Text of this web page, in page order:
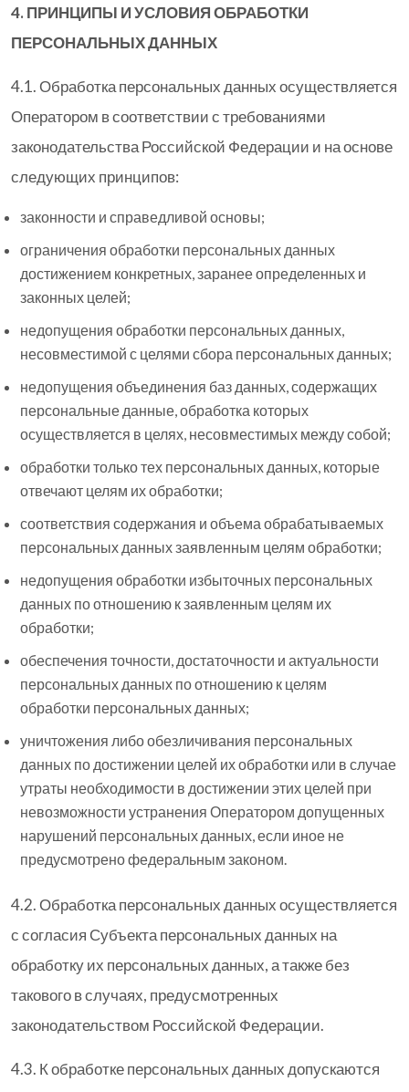
4. ПРИНЦИПЫ И УСЛОВИЯ ОБРАБОТКИ
ПЕРСОНАЛЬНЫХ ДАННЫХ
4.1. Обработка персональных данных осуществляется
Оператором в соответствии с требованиями
законодательства Российской Федерации и на основе
следующих принципов:
законности и справедливой основы;
ограничения обработки персональных данных
достижением конкретных, заранее определенных и
законных целей;
недопущения обработки персональных данных,
несовместимой с целями сбора персональных данных;
недопущения объединения баз данных, содержащих
персональные данные, обработка которых
осуществляется в целях, несовместимых между собой;
обработки только тех персональных данных, которые
отвечают целям их обработки;
соответствия содержания и объема обрабатываемых
персональных данных заявленным целям обработки;
недопущения обработки избыточных персональных
данных по отношению к заявленным целям их
обработки;
обеспечения точности, достаточности и актуальности
персональных данных по отношению к целям
обработки персональных данных;
уничтожения либо обезличивания персональных
данных по достижении целей их обработки или в случае
утраты необходимости в достижении этих целей при
невозможности устранения Оператором допущенных
нарушений персональных данных, если иное не
предусмотрено федеральным законом.
4.2. Обработка персональных данных осуществляется
с согласия Субъекта персональных данных на
обработку их персональных данных, а также без
такового в случаях, предусмотренных
законодательством Российской Федерации.
4.3. К обработке персональных данных допускаются